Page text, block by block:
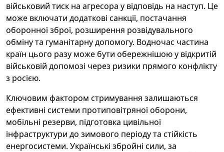
військовий тиск на агресора у відповідь на наступ. Це
може включати додаткові санкції, постачання
оборонної зброї, розширення розвідувального
обміну та гуманітарну допомогу. Водночас частина
країн цього разу може бути обережнішою у відкритій
військовій допомозі через ризики прямого конфлікту
з росією.
Ключовим фактором стримування залишаються
ефективні системи протиповітряної оборони,
мобільні резерви, підготовка цивільної
інфраструктури до зимового періоду та стійкість
енергосистеми. Українські збройні сили, за